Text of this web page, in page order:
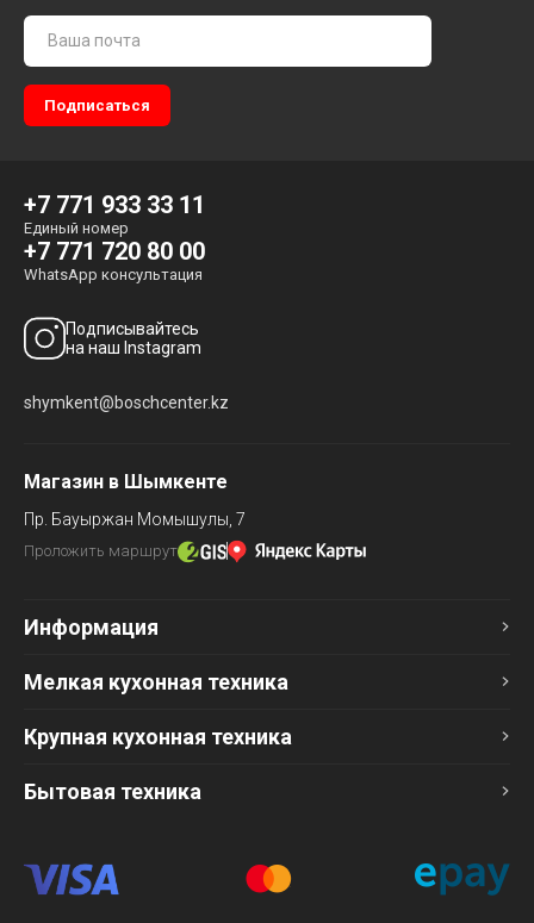
+7 771 933 33 11
Единый номер
+7 771 720 80 00
WhatsApp консультация
Подписывайтесь
на наш Instagram
shymkent@boschcenter.kz
Магазин в Шымкенте
Пр. Бауыржан Момышулы, 7
Проложить маршрут
Информация
Мелкая кухонная техника
Крупная кухонная техника
Бытовая техника